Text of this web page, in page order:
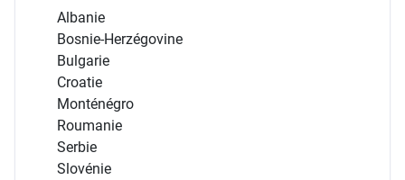
Albanie
Bosnie-Herzégovine
Bulgarie
Croatie
Monténégro
Roumanie
Serbie
Slovénie